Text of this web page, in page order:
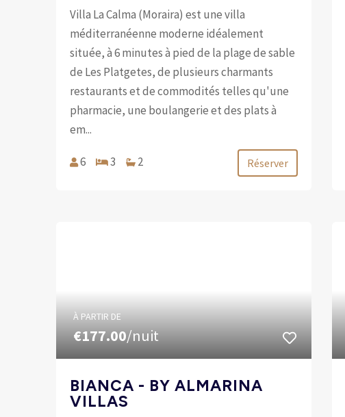
Villa La Calma (Moraira) est une villa
méditerranéenne moderne idéalement
située, à 6 minutes à pied de la plage de sable
de Les Platgetes, de plusieurs charmants
restaurants et de commodités telles qu'une
pharmacie, une boulangerie et des plats à
em...
6 3 2 Réserver
À PARTIR DE
€177.00/nuit
BIANCA - BY ALMARINA
VILLAS